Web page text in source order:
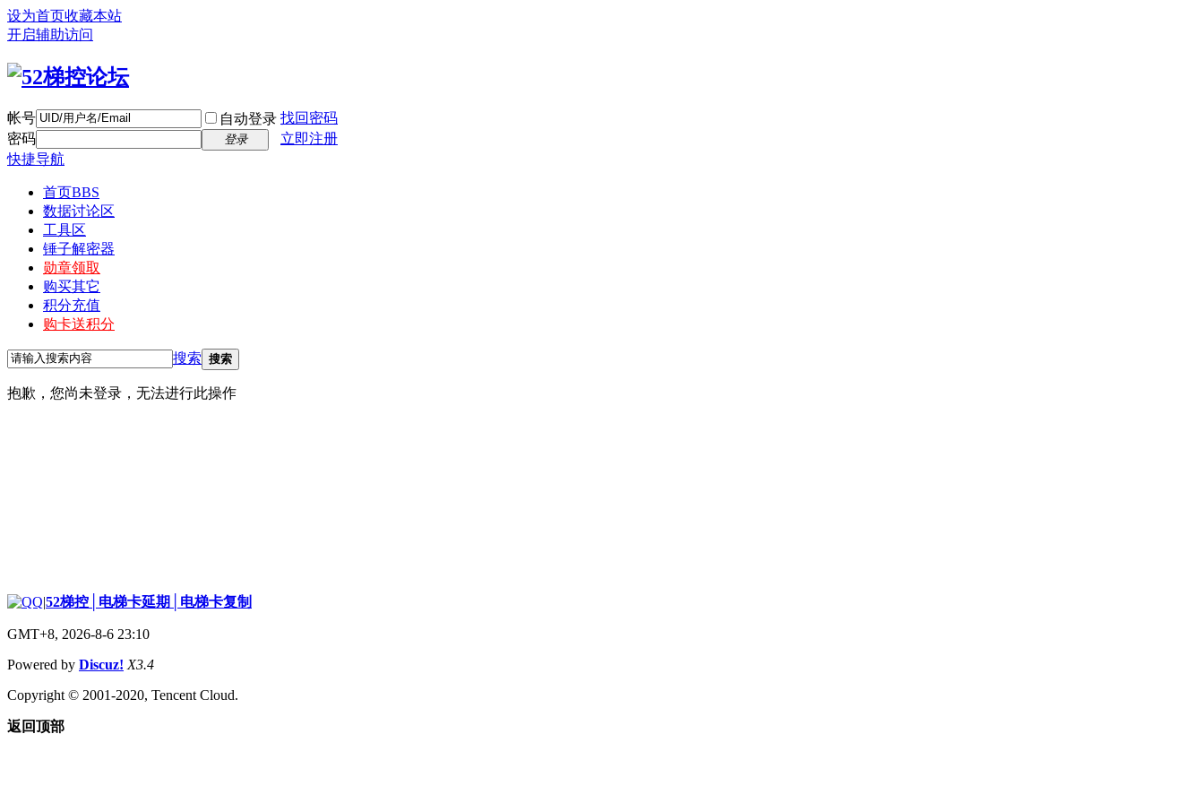
设为首页收藏本站
开启辅助访问
帐号 自动登录 找回密码
密码
登录
立即注册
快捷导航
首页BBS
数据讨论区
工具区
锤子解密器
勋章领取
购买其它
积分充值
购卡送积分
搜索 搜索
抱歉，您尚未登录，无法进行此操作
|52梯控│电梯卡延期│电梯卡复制
GMT+8, 2026-8-6 23:10
Powered by Discuz! X3.4
Copyright © 2001-2020, Tencent Cloud.
返回顶部